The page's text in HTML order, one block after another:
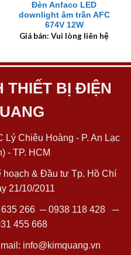
Đèn Anfaco LED
downlight âm trần AFC
674V 12W
Giá bán: Vui lòng liên hệ
THIẾT BỊ ĐIỆN
Chiêu Hoàng - P. An Lạc
- TP. HCM
hoạch & Đầu tư Tp. Hồ Chí
21/10/2011
266─0938 118 428─
455 668
info@kimquang.vn